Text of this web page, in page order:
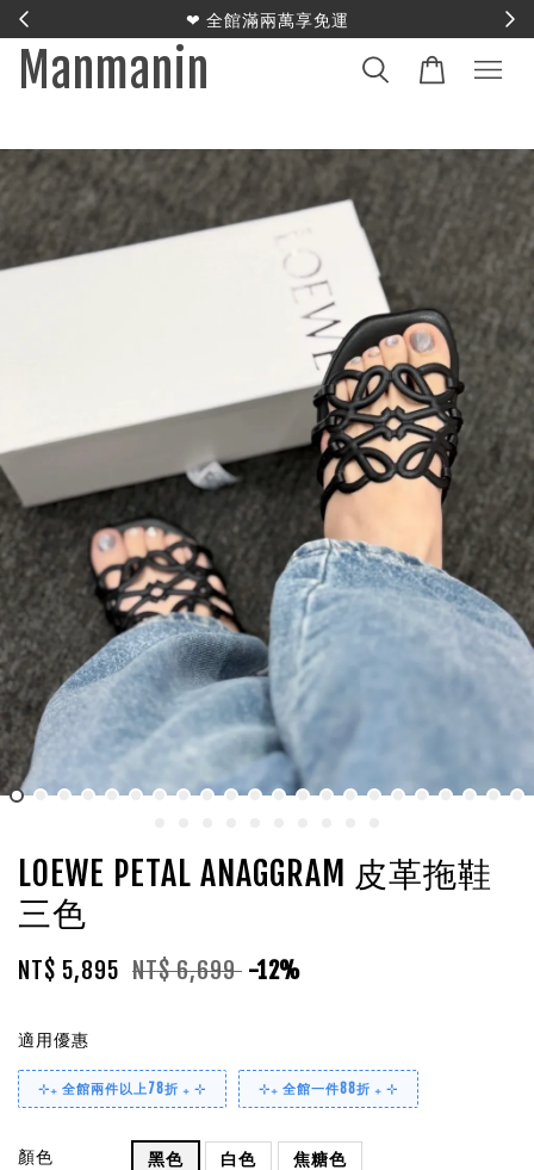
❤︎ 全館滿兩萬享免運
Manmanin
LOEWE PETAL ANAGGRAM 皮革拖鞋
三色
NT$ 5,895 NT$ 6,699 -12%
適用優惠
⊹₊ 全館兩件以上78折 ₊ ⊹ ⊹₊ 全館一件88折 ₊ ⊹
顏色 黑色 白色 焦糖色